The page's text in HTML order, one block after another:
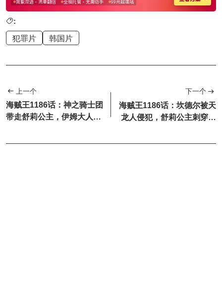
:
犯罪片 韩国片
上一个
海贼王1186话：神之骑士团
带走舒莉公主，伊姆大人再
下一个
海贼王1186话：坎德尔被天
龙人侵犯，舒莉公主刺穿布